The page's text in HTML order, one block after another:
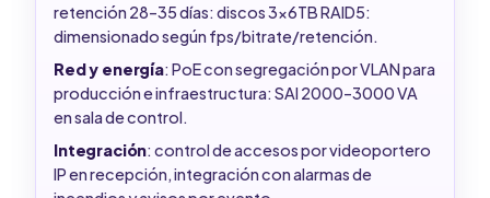
retención 28–35 días: discos 3x6TB RAID5:
dimensionado según fps/bitrate/retención.
Red y energía: PoE con segregación por VLAN para
producción e infraestructura: SAI 2000–3000 VA
en sala de control.
Integración: control de accesos por videoportero
IP en recepción, integración con alarmas de